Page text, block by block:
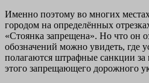
Именно поэтому во многих
городом на определённых
«Стоянка запрещена». Но что он
обозначений можно увидеть, где
полагаются штрафные санкции за
этого запрещающего дорожного